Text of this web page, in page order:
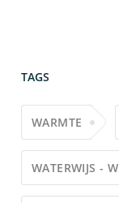
TAGS
WARMTE
WATERWIJS -